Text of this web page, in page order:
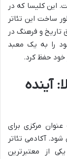
این کلیسا که در
بود، در سال ۱۷۷۶ به منظور ساخت این تئاتر
و فرهنگ در
را به یک معبد
خود حفظ کرد.
آینده
مرکزی برای
آکادمی تئاتر
از معتبرترین